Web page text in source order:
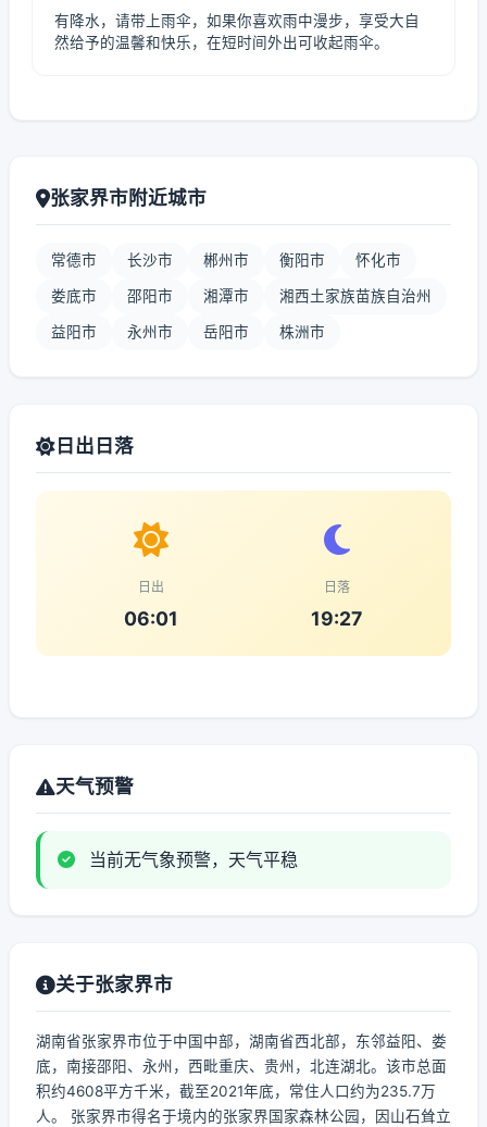
有降水，请带上雨伞，如果你喜欢雨中漫步，享受大自
然给予的温馨和快乐，在短时间外出可收起雨伞。
张家界市附近城市
常德市 长沙市 郴州市 衡阳市 怀化市
娄底市 邵阳市 湘潭市 湘西土家族苗族自治州
益阳市 永州市 岳阳市 株洲市
日出日落
日出
06:01
日落
19:27
天气预警
当前无气象预警，天气平稳
关于张家界市
湖南省张家界市位于中国中部，湖南省西北部，东邻益阳、娄
底，南接邵阳、永州，西毗重庆、贵州，北连湖北。该市总面
积约4608平方千米，截至2021年底，常住人口约为235.7万
人。 张家界市得名于境内的张家界国家森林公园，因山石耸立